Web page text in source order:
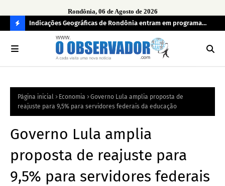
Rondônia, 06 de Agosto de 2026
O
R
Indicações Geográficas de Rondônia entram em programa
internacional para acelerar negócios
Página inicial Economia
Governo Lula amplia proposta de
reajuste para 9,5% para servidores federais da educação
Governo Lula amplia
proposta de reajuste para
9,5% para servidores federais